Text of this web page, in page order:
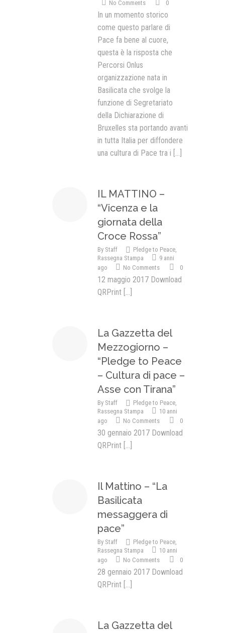
No Comments 0
In un momento storico
come questo parlare di
Pace fa bene al cuore,
questa è la risposta che
Percorsi Onlus
organizzazione nata in
Basilicata che svolge la
funzione di Segretariato
della Dichiarazione di
Bruxelles sta portando avanti
in tutta Italia per diffondere
una cultura di Pace tra i [...]
IL MATTINO –
“Vicenza e la
giornata della
Croce Rossa”
By Staff Pledge to Peace,
Rassegna Stampa
9 anni
ago
No Comments 0
12 maggio 2017 Download
QRPrint [...]
La Gazzetta del
Mezzogiorno –
“Pledge to Peace
– Cultura di pace –
Asse con Tirana”
By Staff Pledge to Peace,
Rassegna Stampa
10 anni
ago
No Comments 0
30 gennaio 2017 Download
QRPrint [...]
Il Mattino – “La
Basilicata
messaggera di
pace”
By Staff Pledge to Peace,
Rassegna Stampa
10 anni
ago
No Comments 0
28 gennaio 2017 Download
QRPrint [...]
La Gazzetta del